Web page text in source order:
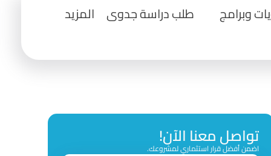
وبرامج طلب دراسة جدوى المزيد
تواصل معنا الآن!
اضمن أفضل قرار استثماري لمشروعك.